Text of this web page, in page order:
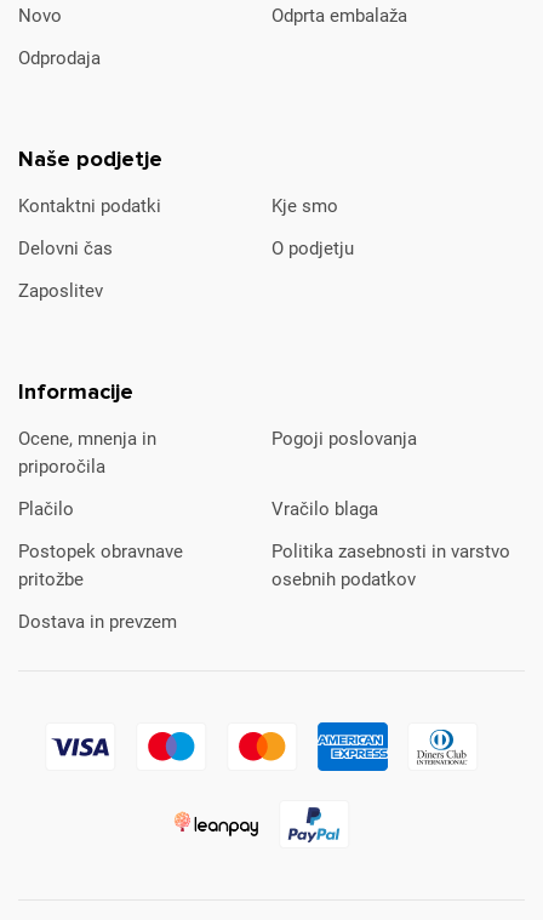
Novo
Odprta embalaža
Odprodaja
Naše podjetje
Kontaktni podatki
Kje smo
Delovni čas
O podjetju
Zaposlitev
Informacije
Ocene, mnenja in
priporočila
Pogoji poslovanja
Plačilo
Vračilo blaga
Postopek obravnave
pritožbe
Politika zasebnosti in varstvo
osebnih podatkov
Dostava in prevzem